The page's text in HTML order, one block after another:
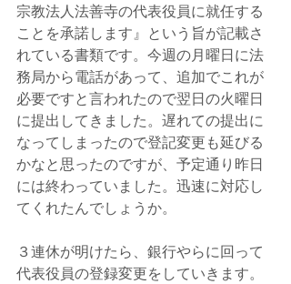
宗教法人法善寺の代表役員に就任する
ことを承諾します』という旨が記載さ
れている書類です。今週の月曜日に法
務局から電話があって、追加でこれが
必要ですと言われたので翌日の火曜日
に提出してきました。遅れての提出に
なってしまったので登記変更も延びる
かなと思ったのですが、予定通り昨日
には終わっていました。迅速に対応し
てくれたんでしょうか。
３連休が明けたら、銀行やらに回って
代表役員の登録変更をしていきます。